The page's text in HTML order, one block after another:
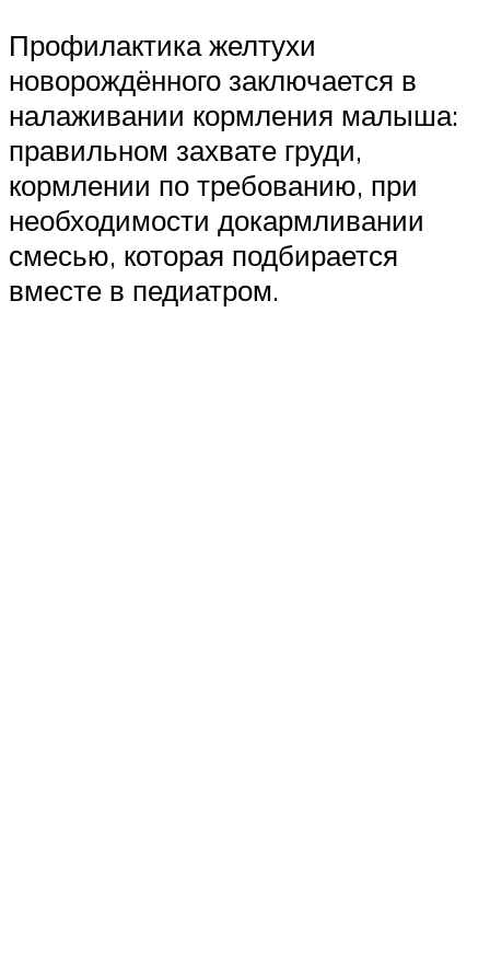
Профилактика желтухи
новорождённого заключается в
налаживании кормления малыша:
правильном захвате груди,
кормлении по требованию, при
необходимости докармливании
смесью, которая подбирается
вместе в педиатром.